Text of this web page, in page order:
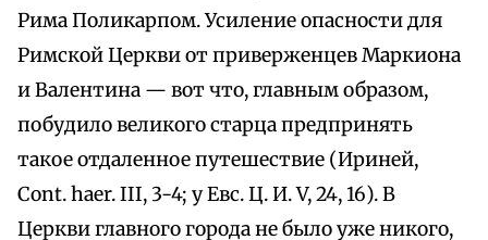
Рима Поликарпом. Усиление опасности для
Римской Церкви от приверженцев Маркиона
и Валентина — вот что, главным образом,
побудило великого старца предпринять
такое отдаленное путешествие (Ириней,
Cont. haer. III, 3-4; у Евс. Ц. И. V, 24, 16). В
Церкви главного города не было уже никого,